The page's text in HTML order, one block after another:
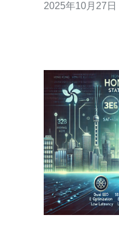
基础。以下是一些常用
2025年10月27日